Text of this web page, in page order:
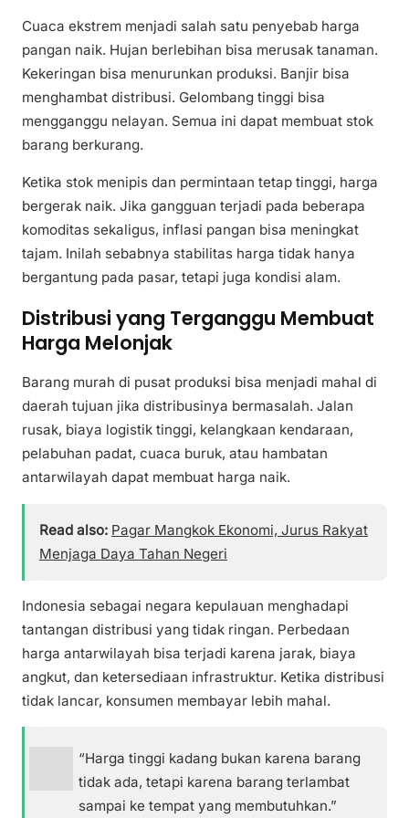
Cuaca ekstrem menjadi salah satu penyebab harga
pangan naik. Hujan berlebihan bisa merusak tanaman.
Kekeringan bisa menurunkan produksi. Banjir bisa
menghambat distribusi. Gelombang tinggi bisa
mengganggu nelayan. Semua ini dapat membuat stok
barang berkurang.
Ketika stok menipis dan permintaan tetap tinggi, harga
bergerak naik. Jika gangguan terjadi pada beberapa
komoditas sekaligus, inflasi pangan bisa meningkat
tajam. Inilah sebabnya stabilitas harga tidak hanya
bergantung pada pasar, tetapi juga kondisi alam.
Distribusi yang Terganggu Membuat
Harga Melonjak
Barang murah di pusat produksi bisa menjadi mahal di
daerah tujuan jika distribusinya bermasalah. Jalan
rusak, biaya logistik tinggi, kelangkaan kendaraan,
pelabuhan padat, cuaca buruk, atau hambatan
antarwilayah dapat membuat harga naik.
Read also: Pagar Mangkok Ekonomi, Jurus Rakyat
Menjaga Daya Tahan Negeri
Indonesia sebagai negara kepulauan menghadapi
tantangan distribusi yang tidak ringan. Perbedaan
harga antarwilayah bisa terjadi karena jarak, biaya
angkut, dan ketersediaan infrastruktur. Ketika distribusi
tidak lancar, konsumen membayar lebih mahal.
“Harga tinggi kadang bukan karena barang
tidak ada, tetapi karena barang terlambat
sampai ke tempat yang membutuhkan.”